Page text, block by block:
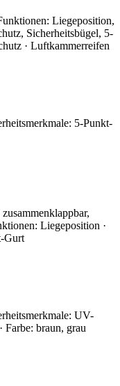
Liegeposition,
Sicherheitsbügel, 5-
· Luftkammerreifen
5-Punkt-
Liegeposition ·
Gurt
UV-
Farbe: braun, grau